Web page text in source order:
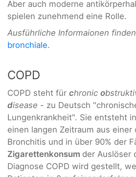
Aber auch moderne
spielen zunehmend eine Rolle.
Ausführliche Informaionen
bronchiale.
COPD
COPD steht für chronic o
disease - zu Deutsch
Lungenkrankheit". Sie entsteht
einen langen Zeitraum aus einer
Bronchitis und in über 90% der
Zigarettenkonsum der Auslöser
Diagnose COPD wird gestellt,